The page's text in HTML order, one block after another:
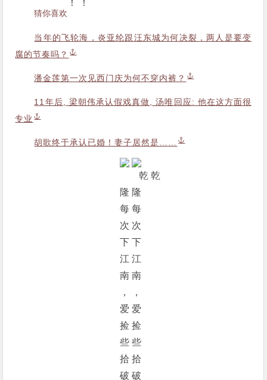
猜你喜欢
当年的飞轮海，炎亚纶跟汪东城为何决裂，两人是要变
腐的节奏吗？
潘金莲第一次见西门庆为何不穿内裤？
11年后, 梁朝伟承认假戏真做, 汤唯回应: 他在这方面很
专业
胡歌终于承认已婚！妻子居然是……